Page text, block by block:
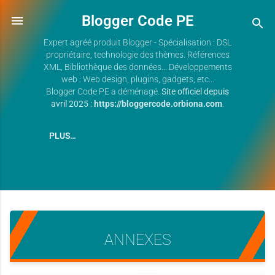
Blogger Code PE
Expert agréé produit Blogger - Spécialisation : DSL
propriétaire, technologie des thèmes. Références
XML, Bibliothèque des données... Développements
web : Web design, plugins, gadgets, etc...
Blogger Code PE a déménagé. Site officiel depuis
avril 2025 : https://bloggercode.orbiona.com.
PLUS…
ANNEXES